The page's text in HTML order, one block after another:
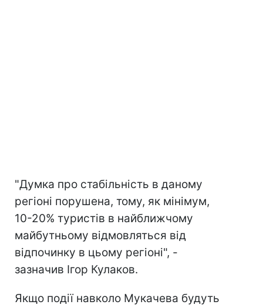
"Думка про стабільність в даному
регіоні порушена, тому, як мінімум,
10-20% туристів в найближчому
майбутньому відмовляться від
відпочинку в цьому регіоні", -
зазначив Ігор Кулаков.
Якщо події навколо Мукачева будуть